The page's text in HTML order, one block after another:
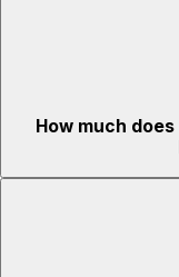
How much